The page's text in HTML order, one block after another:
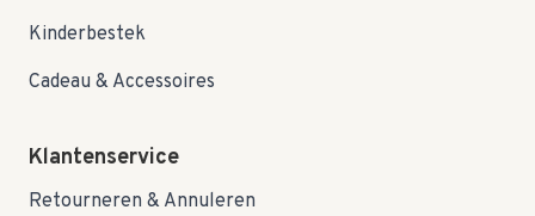
Kinderbestek
Cadeau & Accessoires
Klantenservice
Retourneren & Annuleren